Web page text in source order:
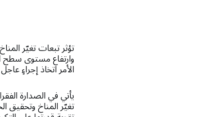
تؤثر تبعات تغيّر
وارتفاع مستوى سطح
الأمر اتخاذ إجراءٍ
يأتي في الصدارة
تغيّر المناخ وتحقيق